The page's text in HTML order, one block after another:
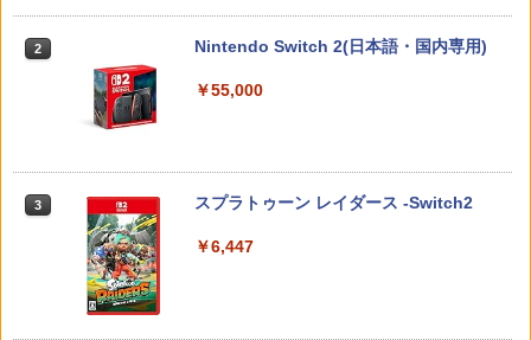
Nintendo Switch 2 Proコントローラー
ch lite/Switch 有機ELモテルに対応 収納
ーチ スタンド/コントローラー/カード/ド
ックなど収納可能 カバー 収納ボックス
典】コスチューム「ララ・クロフト・サ
+【前作購入者特典】ユニフォーム、ボ
￥653
ntendo 対応 スイッチ スイッチツー ニ
ンテンドー カバー ポーチ ストラップ 新
型 ジョイコン ソフト ケーブルなど 収納
可能 クリスマス ギフト プレゼント 送料
無料
￥3,480
2 Nintendo Switch 2(日本語・国内専用)
￥55,000
3 スプラトゥーン レイダース -Switch2
￥6,447